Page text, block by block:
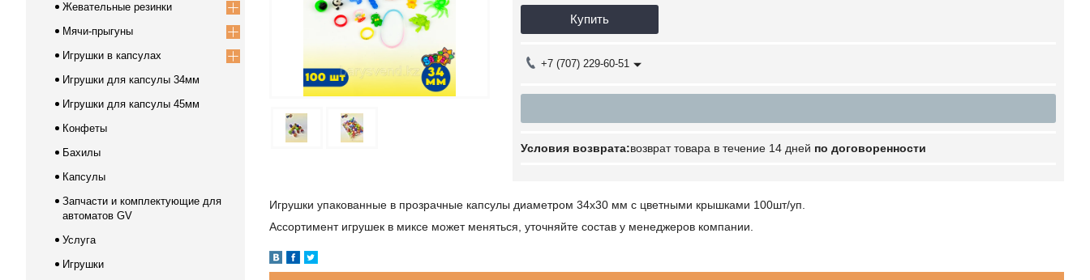
Купить
+7 (707) 229-60-51
возврат товара в течение 14 дней по договоренности
Игрушки упакованные в прозрачные капсулы диаметром 34х30 мм с цветными крышками 100шт/уп.
Ассортимент игрушек в миксе может меняться, уточняйте состав у менеджеров компании.
Жевательные резинки
Мячи-прыгуны
Игрушки в капсулах
Игрушки для капсулы 34мм
Игрушки для капсулы 45мм
Конфеты
Бахилы
Капсулы
Запчасти и комплектующие для
автоматов GV
Услуга
Игрушки